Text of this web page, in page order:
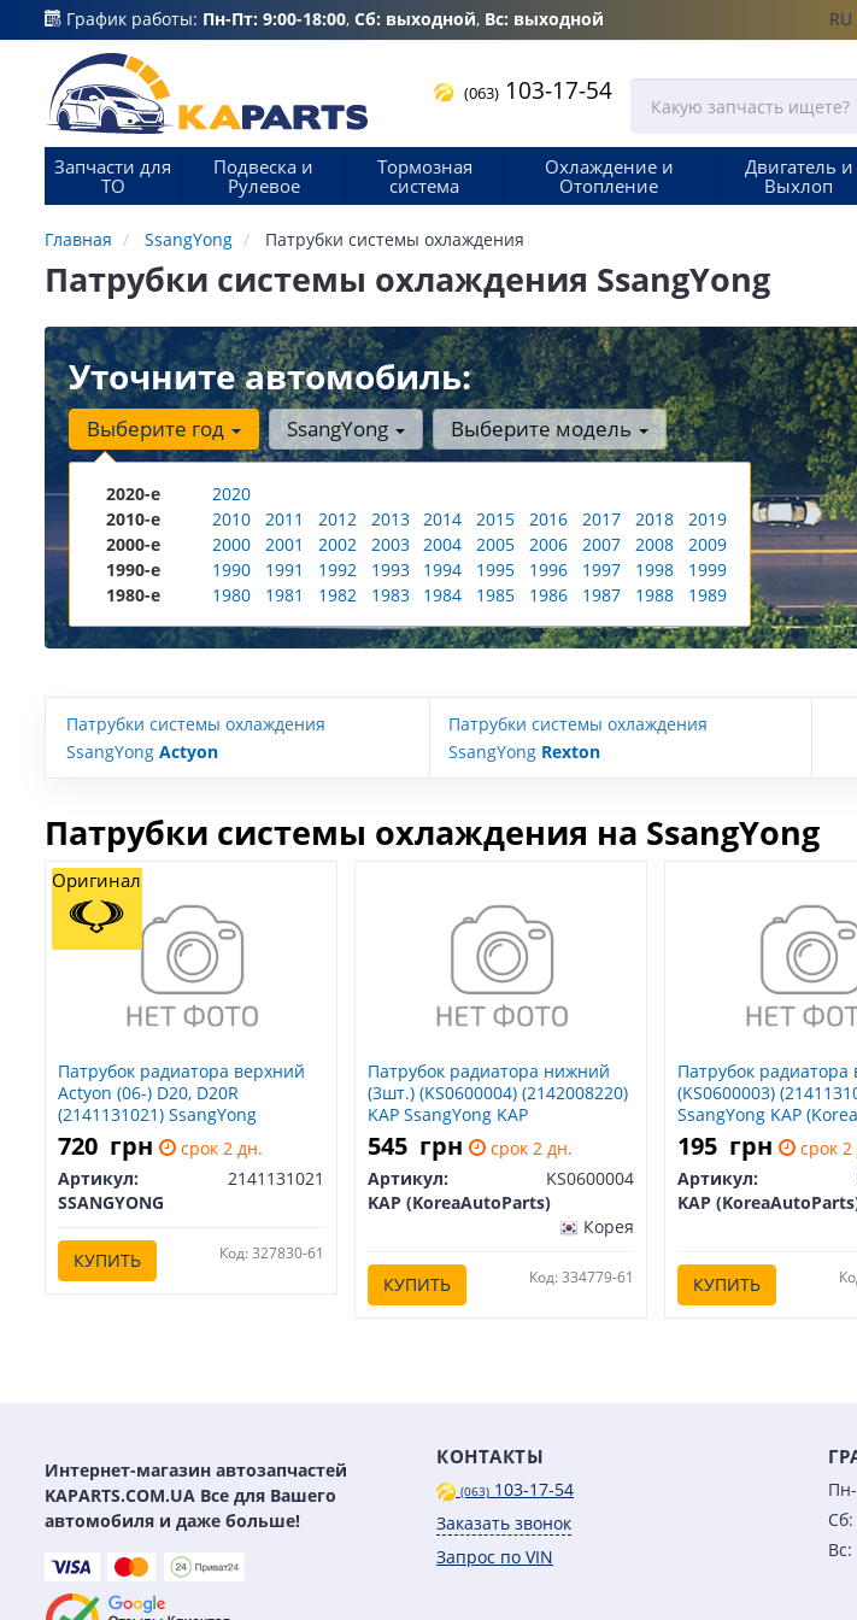
График работы: Пн-Пт: 9:00-18:00, Сб: выходной, Вс: выходной RU
(063)103-17-54
Запчасти для
ТО
Подвеска и
Рулевое
Тормозная
система
Охлаждение и
Отопление
Двигатель и
Выхлоп
Главная SsangYong Патрубки системы охлаждения
Патрубки системы охлаждения SsangYong
Уточните автомобиль:
Выберите год
2020-е
2020
2010-е
2010 2011 2012 2013 2014 2015 2016 2017 2018
2019
2000-е
2000 2001 2002 2003 2004 2005 2006 2007 2008
2009
1990-е
1990 1991 1992 1993 1994 1995 1996 1997 1998
1999
1980-е
1980 1981 1982 1983 1984 1985 1986 1987 1988 1989
SsangYong Выберите модель
Патрубки системы охлаждения
SsangYong Actyon
Патрубки системы охлаждения
SsangYong Rexton
Патрубки системы охлаждения на SsangYong
Патрубок радиатора верхний
Actyon (06-) D20, D20R
(2141131021) SsangYong
SsangYong SSANGYONG
2141131021
720 грн
срок 2 дн.
Артикул:
2141131021
SSANGYONG
КУПИТЬ Код: 327830-61
Оригинал
Патрубок радиатора нижний
(3шт.) (KS0600004) (2142008220)
KAP SsangYong KAP
(KoreaAutoParts) KS0600004
545 грн
срок 2 дн.
Артикул:
KS0600004
KAP (KoreaAutoParts)
Корея
КУПИТЬ Код: 334779-61
Патрубок радиатора
(KS0600003)
SsangYong KAP
KS0600003
195 грн
срок 2
Артикул:
KAP
КУПИТЬ
Интернет-магазин автозапчастей
KAPARTS.COM.UA Все для Вашего
автомобиля и даже больше!
КОНТАКТЫ
(063) 103-17-54
Заказать звонок
Запрос по VIN